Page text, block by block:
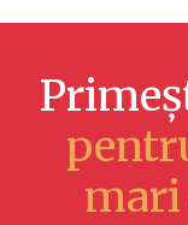
mari